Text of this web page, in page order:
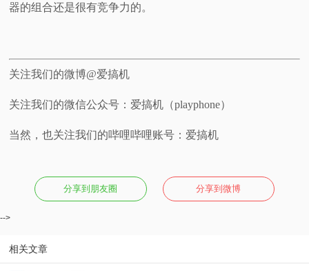
器的组合还是很有竞争力的。
关注我们的微博@爱搞机
关注我们的微信公众号：爱搞机（playphone）
当然，也关注我们的哔哩哔哩账号：爱搞机
分享到朋友圈 分享到微博
-->
相关文章